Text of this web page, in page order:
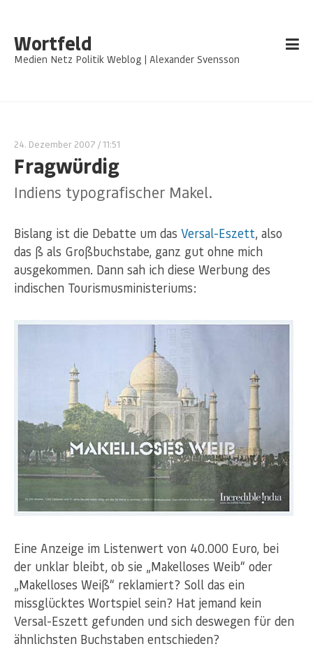
Wortfeld
Medien Netz Politik Weblog | Alexander Svensson
24. Dezember 2007 / 11:51
Fragwürdig
Indiens typografischer Makel.
Bislang ist die Debatte um das Versal-Eszett, also
das ß als Großbuchstabe, ganz gut ohne mich
ausgekommen. Dann sah ich diese Werbung des
indischen Tourismusministeriums:
Eine Anzeige im Listenwert von 40.000 Euro, bei
der unklar bleibt, ob sie „Makelloses Weib“ oder
„Makelloses Weiß“ reklamiert? Soll das ein
missglücktes Wortspiel sein? Hat jemand kein
Versal-Eszett gefunden und sich deswegen für den
ähnlichsten Buchstaben entschieden?